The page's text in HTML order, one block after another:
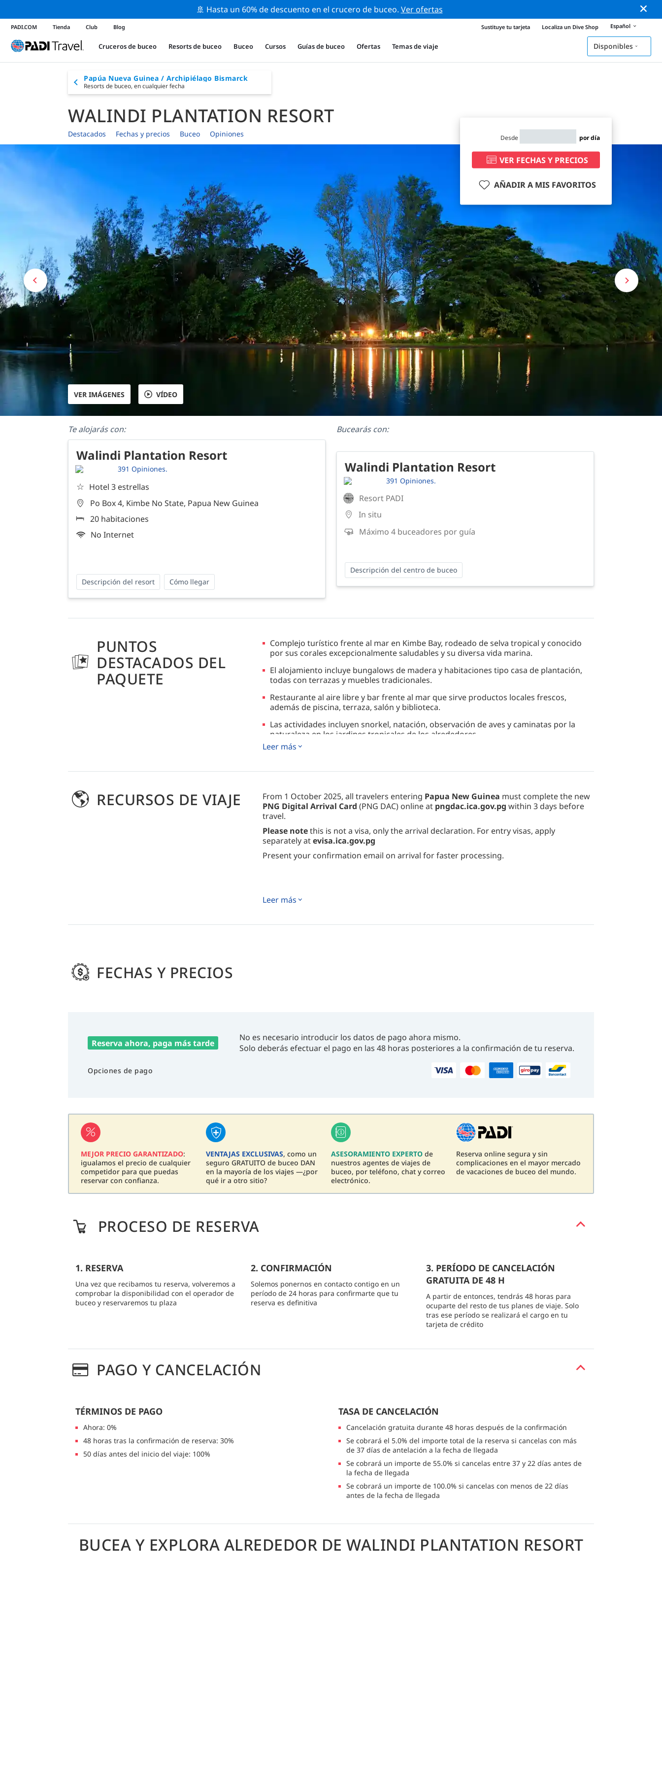
🚢 Hasta un 60% de descuento en el crucero de buceo. Ver ofertas
PADI.COM Tienda Club Blog Sustituye tu tarjeta Localiza un Dive Shop Español
Cruceros de buceo Resorts de buceo Buceo Cursos Guías de buceo Ofertas Temas de viaje Disponibles
Papúa Nueva Guinea / Archipiélago Bismarck
Resorts de buceo, en cualquier fecha
WALINDI PLANTATION RESORT
Destacados Fechas y precios Buceo Opiniones Desde por día
VER FECHAS Y PRECIOS
AÑADIR A MIS FAVORITOS
VER IMÁGENES VÍDEO
Te alojarás con: Bucearás con:
Walindi Plantation Resort
391 Opiniones.
☆ Hotel 3 estrellas
Po Box 4, Kimbe No State, Papua New Guinea
20 habitaciones
No Internet
Descripción del resort Cómo llegar
Walindi Plantation Resort
391 Opiniones.
Resort PADI
In situ
Máximo 4 buceadores por guía
Descripción del centro de buceo
PUNTOS
DESTACADOS DEL
PAQUETE
Complejo turístico frente al mar en Kimbe Bay, rodeado de selva tropical y conocido
por sus corales excepcionalmente saludables y su diversa vida marina.
El alojamiento incluye bungalows de madera y habitaciones tipo casa de plantación,
todas con terrazas y muebles tradicionales.
Restaurante al aire libre y bar frente al mar que sirve productos locales frescos,
además de piscina, terraza, salón y biblioteca.
Las actividades incluyen snorkel, natación, observación de aves y caminatas por la
naturaleza en los jardines tropicales de los alrededores.
Leer más
RECURSOS DE VIAJE From 1 October 2025, all travelers entering Papua New Guinea must complete the new
PNG Digital Arrival Card (PNG DAC) online at pngdac.ica.gov.pg within 3 days before
travel.
Please notethis is not a visa, only the arrival declaration. For entry visas, apply
separately atevisa.ica.gov.pg
Present your confirmation email on arrival for faster processing.
Leer más
FECHAS Y PRECIOS
Reserva ahora, paga más tarde
No es necesario introducir los datos de pago ahora mismo.
Solo deberás efectuar el pago en las 48 horas posteriores a la confirmación de tu reserva.
Opciones de pago
MEJOR PRECIO GARANTIZADO:
igualamos el precio de cualquier
competidor para que puedas
reservar con confianza.
VENTAJAS EXCLUSIVAS, como un
seguro GRATUITO de buceo DAN
en la mayoría de los viajes —¿por
qué ir a otro sitio?
ASESORAMIENTO EXPERTO de
nuestros agentes de viajes de
buceo, por teléfono, chat y correo
electrónico.
Reserva online segura y sin
complicaciones en el mayor mercado
de vacaciones de buceo del mundo.
PROCESO DE RESERVA
1. RESERVA
Una vez que recibamos tu reserva, volveremos a
comprobar la disponibilidad con el operador de
buceo y reservaremos tu plaza
2. CONFIRMACIÓN
Solemos ponernos en contacto contigo en un
período de 24 horas para confirmarte que tu
reserva es definitiva
3. PERÍODO DE CANCELACIÓN
GRATUITA DE 48 H
A partir de entonces, tendrás 48 horas para
ocuparte del resto de tus planes de viaje. Solo
tras ese período se realizará el cargo en tu
tarjeta de crédito
PAGO Y CANCELACIÓN
TÉRMINOS DE PAGO
Ahora: 0%
48 horas tras la confirmación de reserva: 30%
50 días antes del inicio del viaje: 100%
TASA DE CANCELACIÓN
Cancelación gratuita durante 48 horas después de la confirmación
Se cobrará el 5.0% del importe total de la reserva si cancelas con más
de 37 días de antelación a la fecha de llegada
Se cobrará un importe de 55.0% si cancelas entre 37 y 22 días antes de
la fecha de llegada
Se cobrará un importe de 100.0% si cancelas con menos de 22 días
antes de la fecha de llegada
BUCEA Y EXPLORA ALREDEDOR DE WALINDI PLANTATION RESORT